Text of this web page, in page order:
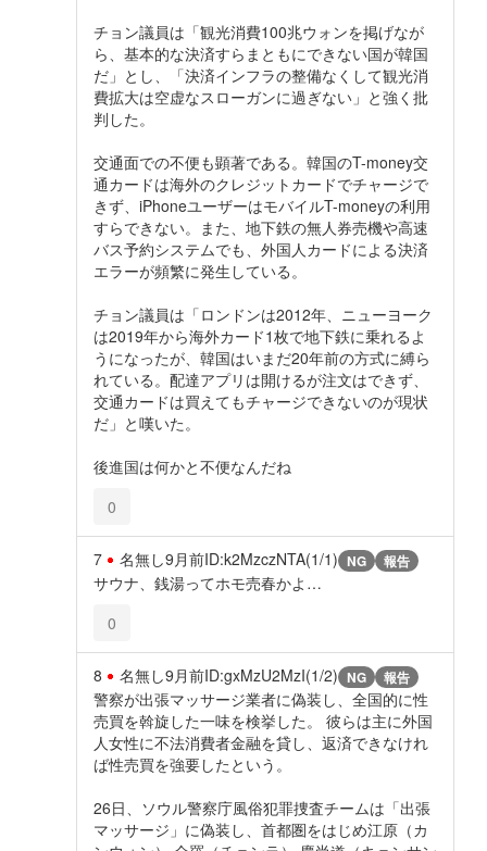
チョン議員は「観光消費100兆ウォンを掲げなが
ら、基本的な決済すらまともにできない国が韓国
だ」とし、「決済インフラの整備なくして観光消
費拡大は空虚なスローガンに過ぎない」と強く批
判した。
交通面での不便も顕著である。韓国のT-money交
通カードは海外のクレジットカードでチャージで
きず、iPhoneユーザーはモバイルT-moneyの利用
すらできない。また、地下鉄の無人券売機や高速
バス予約システムでも、外国人カードによる決済
エラーが頻繁に発生している。
チョン議員は「ロンドンは2012年、ニューヨーク
は2019年から海外カード1枚で地下鉄に乗れるよ
うになったが、韓国はいまだ20年前の方式に縛ら
れている。配達アプリは開けるが注文はできず、
交通カードは買えてもチャージできないのが現状
だ」と嘆いた。
後進国は何かと不便なんだね
0
7 名無し9月前ID:k2MzczNTA(1/1) NG 報告
サウナ、銭湯ってホモ売春かよ…
0
8 名無し9月前ID:gxMzU2MzI(1/2) NG 報告
警察が出張マッサージ業者に偽装し、全国的に性
売買を斡旋した一味を検挙した。 彼らは主に外国
人女性に不法消費者金融を貸し、返済できなけれ
ば性売買を強要したという。
26日、ソウル警察庁風俗犯罪捜査チームは「出張
マッサージ」に偽装し、首都圏をはじめ江原（カ